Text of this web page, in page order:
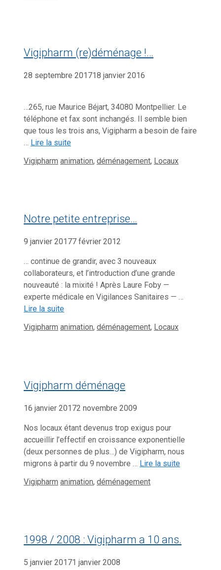
Vigipharm (re)déménage !…
28 septembre 201718 janvier 2016
…265, rue Maurice Béjart, 34080 Montpellier. Le
téléphone et fax sont inchangés. Il semble bien
que tous les trois ans, Vigipharm a besoin de faire
… Lire la suite
Catégories
Vigipharm Étiquettes
animation, déménagement, Locaux
Notre petite entreprise…
9 janvier 20177 février 2012
… continue de grandir, avec 3 nouveaux
collaborateurs, et l’introduction d’une grande
nouveauté : la mixité ! Après Laure Foby —
experte médicale en Vigilances Sanitaires — …
Lire la suite
Catégories
Vigipharm Étiquettes
animation, déménagement, Locaux
Vigipharm déménage
16 janvier 20172 novembre 2009
Nos locaux étant devenus trop exigus pour
accueillir l’effectif en croissance exponentielle
(deux personnes de plus…) de Vigipharm, nous
migrons à partir du 9 novembre … Lire la suite
Catégories
Vigipharm Étiquettes
animation, déménagement
1998 / 2008 : Vigipharm a 10 ans.
5 janvier 20171 janvier 2008